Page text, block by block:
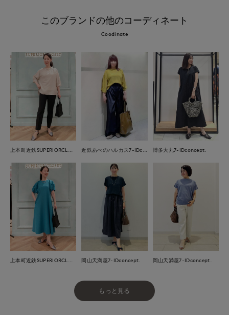
このブランドの他のコーディネート
Coodinate
博多大丸7-IDconcept.
岡山天満屋7-IDconcept. 岡山天満屋7-IDconcept.
もっと見る